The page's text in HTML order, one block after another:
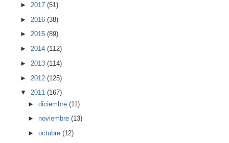
► 2017 (51)
► 2016 (38)
► 2015 (89)
► 2014 (112)
► 2013 (114)
► 2012 (125)
▼ 2011 (167)
►diciembre(11)
►noviembre(13)
►octubre(12)